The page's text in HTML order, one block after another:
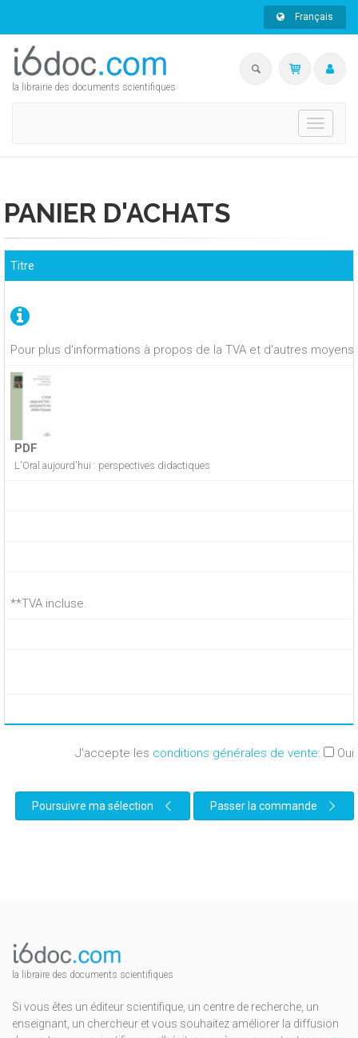
Français
la librairie des documents scientifiques
Toggle
PANIER D'ACHATS
Pour plus d'informations à propos de la TVA et d'autres
Titre
PDF
L'Oral aujourd'hui : perspectives didactiques
**TVA incluse.
J'accepte les conditions générales de vente: Oui
Poursuivre ma sélection Passer la commande
la libraire des documents scientifiques
Si vous êtes un éditeur scientifique, un centre de recherche, un
enseignant, un chercheur et vous souhaitez améliorer la diffusion